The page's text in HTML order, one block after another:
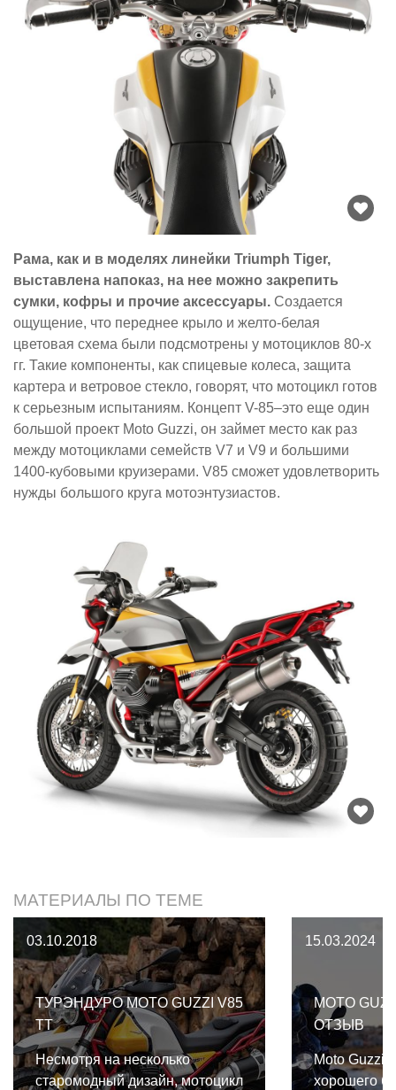
Рама, как и в моделях линейки Triumph Tiger,
выставлена напоказ, на нее можно закрепить
сумки, кофры и прочие аксессуары. Создается
ощущение, что переднее крыло и желто-белая
цветовая схема были подсмотрены у мотоциклов 80-х
гг. Такие компоненты, как спицевые колеса, защита
картера и ветровое стекло, говорят, что мотоцикл готов
к серьезным испытаниям. Концепт V-85–это еще один
большой проект Moto Guzzi, он займет место как раз
между мотоциклами семейств V7 и V9 и большими
1400-кубовыми круизерами. V85 сможет удовлетворить
нужды большого круга мотоэнтузиастов.
МАТЕРИАЛЫ ПО ТЕМЕ
03.10.2018
ТУРЭНДУРО MOTO GUZZI V85
TT
Несмотря на несколько
старомодный дизайн, мотоцикл
15.03.2024
MOTO
ОТЗЫВ
Moto Guzzi
хорошего